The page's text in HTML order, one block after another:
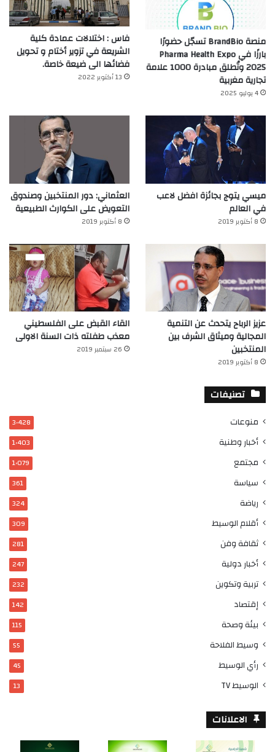
منصة BrandBio تسجّل حضورًا
بارزًا في Pharma Health Expo
2025 وتُطلق مبادرة 1000 علامة
تجارية مغربية
4 يوليو 2025
فاس : اختلالات عمادة كلية
الشريعة في تزوير أختام و تحويل
فضائها الى ضيعة خاصة.
13 أكتوبر 2022
ميسي يتوج بجائزة افضل لاعب
في العالم‎
8 أكتوبر 2019
العثماني: دور المنتخبين وصندوق
التعويض على الكوارث الطبيعية
8 أكتوبر 2019
عزيز الرباح يتحدث عن التنمية
المجالية وميثاق الشرف بين
المنتخبين
8 أكتوبر 2019
القاء القبض على الفلسطيني
معذب طفلته ذات السنة الاولى
26 سبتمبر 2019
تصنيفات
منوعات 3٬428
أخبار وطنية 1٬403
مجتمع 1٬079
سياسة 361
رياضة 324
أقلام الوسيط 309
ثقافة وفن 281
أخبار دولية 247
تربية وتكوين 232
إقتصاد 142
بيئة وصحة 115
وسيط الفلاحة 55
رأي الوسيط 45
الوسيط TV 13
الاعلانات